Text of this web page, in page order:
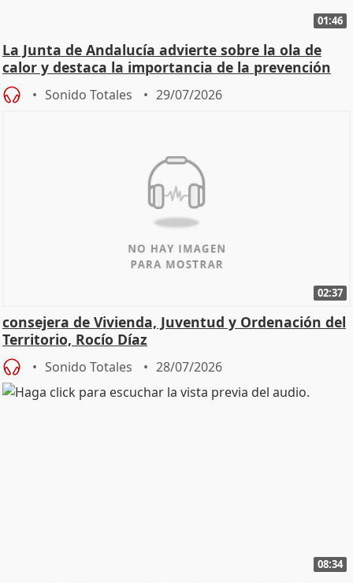
01:46
La Junta de Andalucía advierte sobre la ola de
calor y destaca la importancia de la prevención
Sonido Totales 29/07/2026
02:37
consejera de Vivienda, Juventud y Ordenación del
Territorio, Rocío Díaz
Sonido Totales 28/07/2026
08:34